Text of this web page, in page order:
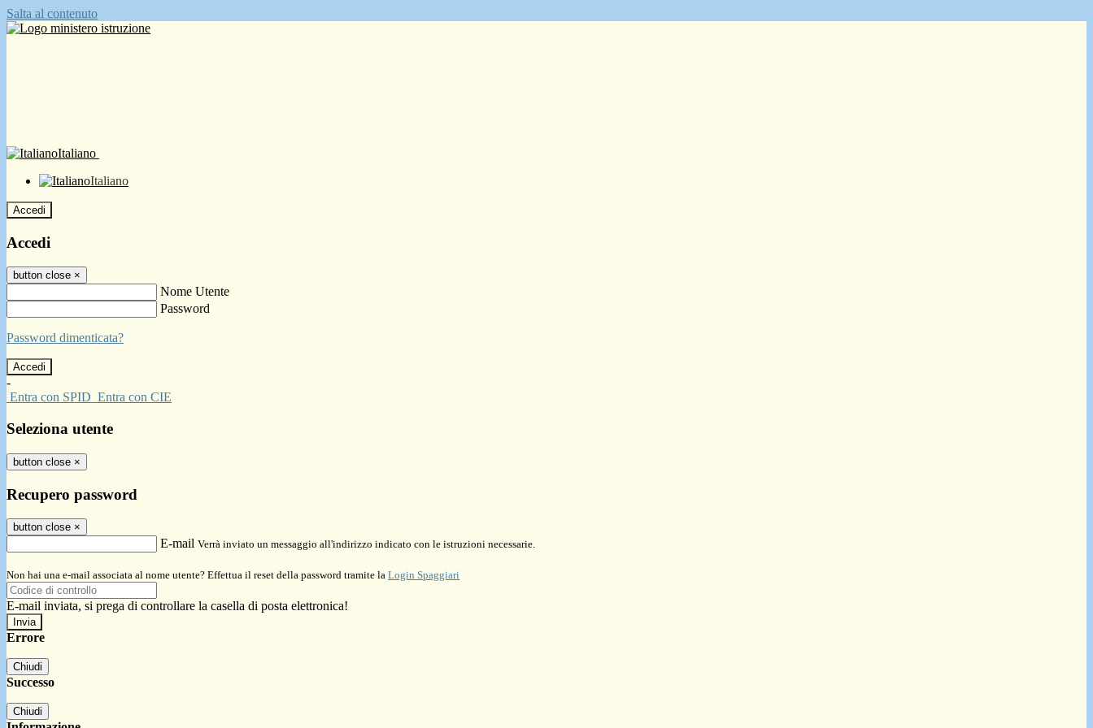
Salta al contenuto
Italiano
Italiano
Accedi
Accedi
button close ×
Nome Utente
Password
Password dimenticata?
-
Entra con SPID Entra con CIE
Seleziona utente
button close ×
Recupero password
button close ×
E-mail Verrà inviato un messaggio all'indirizzo indicato con le istruzioni necessarie.
Non hai una e-mail associata al nome utente? Effettua il reset della password tramite la Login Spaggiari
E-mail inviata, si prega di controllare la casella di posta elettronica!
Errore
Chiudi
Successo
Chiudi